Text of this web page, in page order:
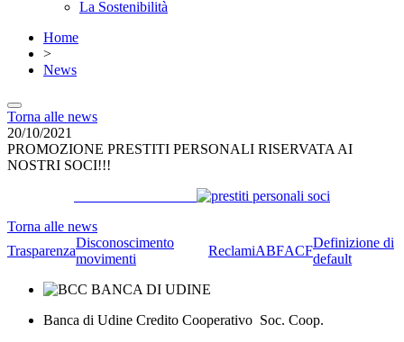
La Sostenibilità
Home
>
News
Torna alle news
20/10/2021
PROMOZIONE PRESTITI PERSONALI RISERVATA AI
NOSTRI SOCI!!!
Torna alle news
Trasparenza
Disconoscimento
movimenti
ReclamiABFACF
Definizione di
default
Banca di Udine Credito Cooperativo Soc. Coop.